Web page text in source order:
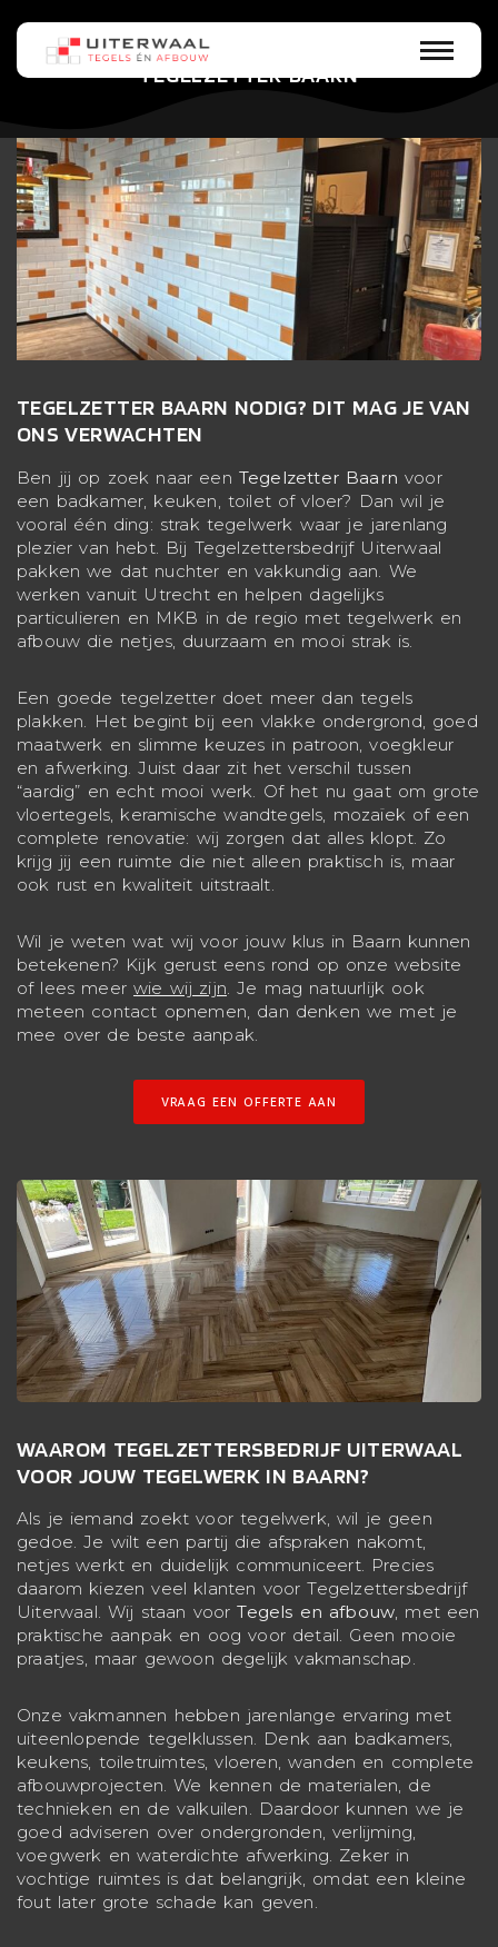
TEGELZETTER BAARN
TEGELZETTER BAARN NODIG? DIT MAG JE VAN
ONS VERWACHTEN
Ben jij op zoek naar een Tegelzetter Baarn voor
een badkamer, keuken, toilet of vloer? Dan wil je
vooral één ding: strak tegelwerk waar je jarenlang
plezier van hebt. Bij Tegelzettersbedrijf Uiterwaal
pakken we dat nuchter en vakkundig aan. We
werken vanuit Utrecht en helpen dagelijks
particulieren en MKB in de regio met tegelwerk en
afbouw die netjes, duurzaam en mooi strak is.
Een goede tegelzetter doet meer dan tegels
plakken. Het begint bij een vlakke ondergrond, goed
maatwerk en slimme keuzes in patroon, voegkleur
en afwerking. Juist daar zit het verschil tussen
“aardig” en echt mooi werk. Of het nu gaat om grote
vloertegels, keramische wandtegels, mozaïek of een
complete renovatie: wij zorgen dat alles klopt. Zo
krijg jij een ruimte die niet alleen praktisch is, maar
ook rust en kwaliteit uitstraalt.
Wil je weten wat wij voor jouw klus in Baarn kunnen
betekenen? Kijk gerust eens rond op onze website
of lees meer wie wij zijn . Je mag natuurlijk ook
meteen contact opnemen, dan denken we met je
mee over de beste aanpak.
VRAAG EEN OFFERTE AAN
WAAROM TEGELZETTERSBEDRIJF UITERWAAL
VOOR JOUW TEGELWERK IN BAARN?
Als je iemand zoekt voor tegelwerk, wil je geen
gedoe. Je wilt een partij die afspraken nakomt,
netjes werkt en duidelijk communiceert. Precies
daarom kiezen veel klanten voor Tegelzettersbedrijf
Uiterwaal. Wij staan voorTegels en afbouw, met een
praktische aanpak en oog voor detail. Geen mooie
praatjes, maar gewoon degelijk vakmanschap.
Onze vakmannen hebben jarenlange ervaring met
uiteenlopende tegelklussen. Denk aan badkamers,
keukens, toiletruimtes, vloeren, wanden en complete
afbouwprojecten. We kennen de materialen, de
technieken en de valkuilen. Daardoor kunnen we je
goed adviseren over ondergronden, verlijming,
voegwerk en waterdichte afwerking. Zeker in
vochtige ruimtes is dat belangrijk, omdat een kleine
fout later grote schade kan geven.